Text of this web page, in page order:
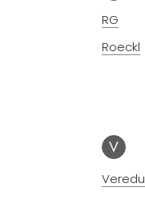
RG
Roeckl
V